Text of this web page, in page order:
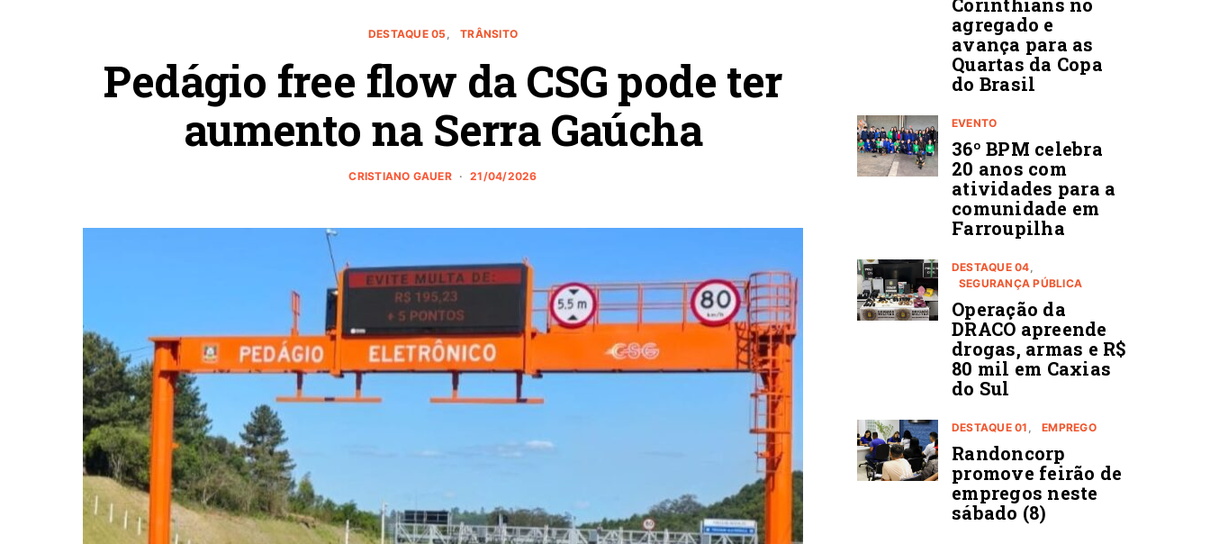
DESTAQUE 05 TRÂNSITO
Pedágio free flow da CSG pode ter
aumento na Serra Gaúcha
CRISTIANO GAUER 21/04/2026
agregado e
avança para as
Quartas da Copa
do Brasil
EVENTO
36º BPM celebra
20 anos com
atividades para a
comunidade em
Farroupilha
DESTAQUE 04
SEGURANÇA PÚBLICA
Operação da
DRACO apreende
drogas, armas e R$
80 mil em Caxias
do Sul
DESTAQUE 01 EMPREGO
Randoncorp
promove feirão de
empregos neste
sábado (8)